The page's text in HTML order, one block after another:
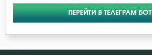
Гнев Божий
Гордость
ПЕРЕЙТИ В ТЕЛЕГРАМ БОТ